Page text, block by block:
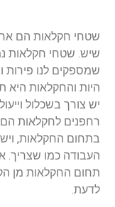
שטחי חקלאות הם
שיש. שטחי חקלאות
שמספקים לנו פירות
היות והחקלאות
יש צורך בשכלול
רחפנים לחקלאות הם
בתחום החקלאות,
העבודה כמו שצריך.
תחום החקלאות מן
לדעת.